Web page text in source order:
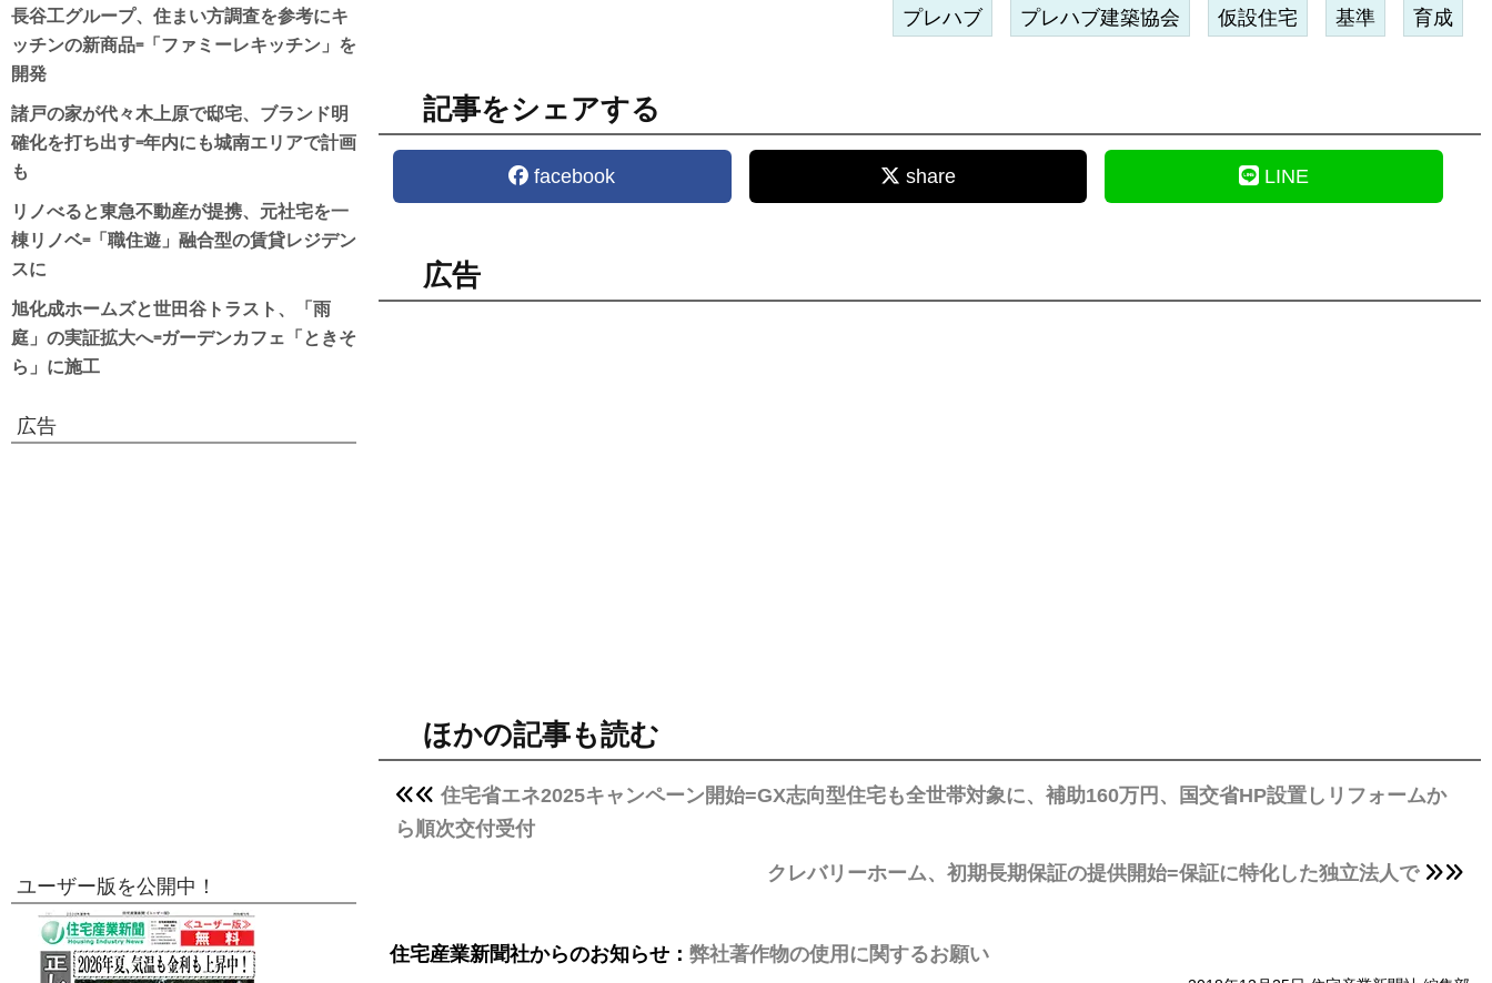
プレハブ プレハブ建築協会 仮設住宅 基準 育成
記事をシェアする
facebook share LINE
広告
ほかの記事も読む
住宅省エネ2025キャンペーン開始=GX志向型住宅も全世帯対象に、補助160万円、国交省HP設置しリフォームか
ら順次交付受付
クレバリーホーム、初期長期保証の提供開始=保証に特化した独立法人で
住宅産業新聞社からのお知らせ： 弊社著作物の使用に関するお願い
長谷工グループ、住まい方調査を参考にキ
ッチンの新商品=「ファミーレキッチン」を
開発
諸戸の家が代々木上原で邸宅、ブランド明
確化を打ち出す=年内にも城南エリアで計画
も
リノべると東急不動産が提携、元社宅を一
棟リノベ=「職住遊」融合型の賃貸レジデン
スに
旭化成ホームズと世田谷トラスト、「雨
庭」の実証拡大へ=ガーデンカフェ「ときそ
ら」に施工
広告
ユーザー版を公開中！